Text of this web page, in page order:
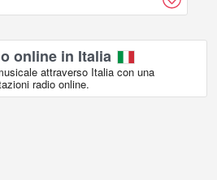
online in Italia
attraverso Italia con una
radio online.